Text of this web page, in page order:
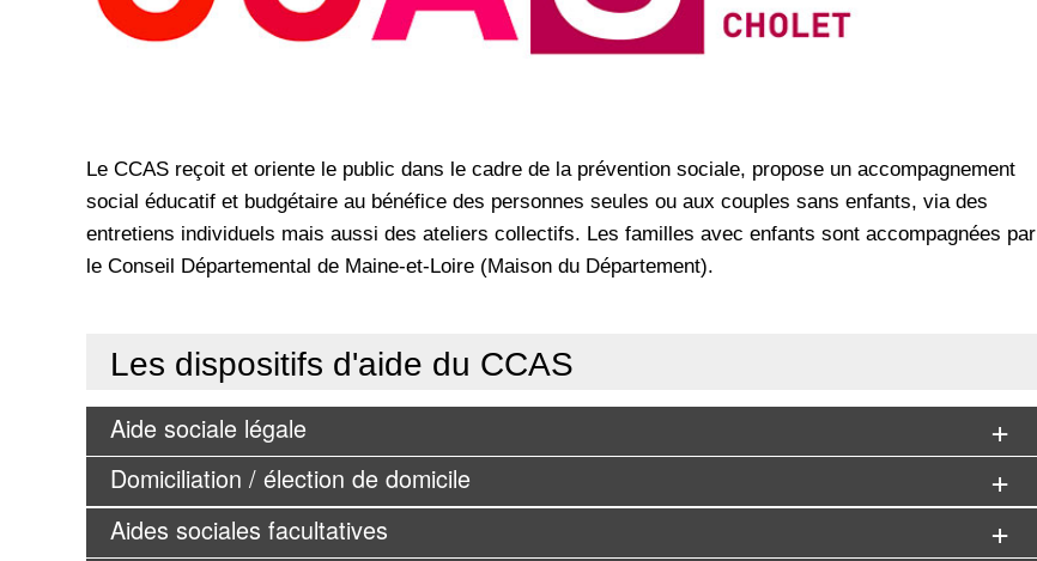
Le CCAS reçoit et oriente le public dans le cadre de la prévention sociale, propose un accompagnement
social éducatif et budgétaire au bénéfice des personnes seules ou aux couples sans enfants, via des
entretiens individuels mais aussi des ateliers collectifs. Les familles avec enfants sont accompagnées par
le Conseil Départemental de Maine-et-Loire (Maison du Département).
Les dispositifs d'aide du CCAS
Aide sociale légale
Domiciliation / élection de domicile
Aides sociales facultatives